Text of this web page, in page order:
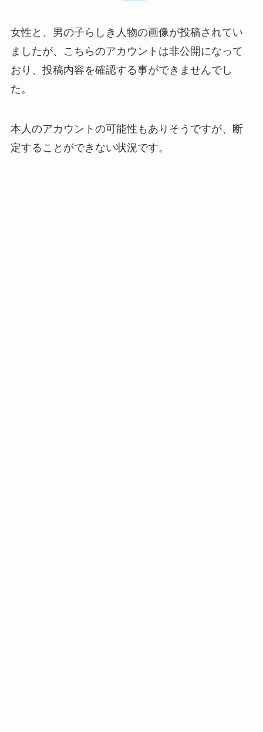
女性と、男の子らしき人物の画像が投稿されてい
ましたが、こちらのアカウントは非公開になって
おり、投稿内容を確認する事ができませんでし
た。
本人のアカウントの可能性もありそうですが、断
定することができない状況です。